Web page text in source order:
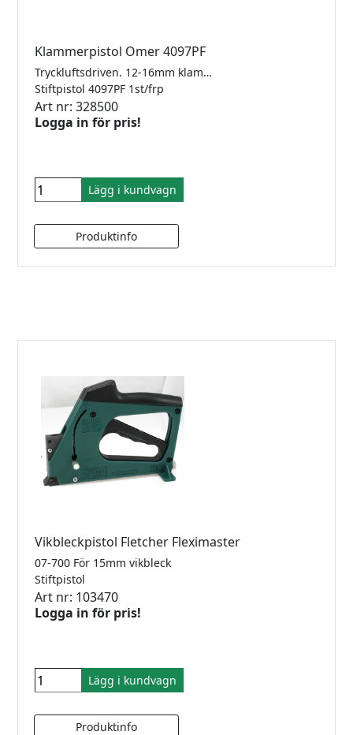
Klammerpistol Omer 4097PF
Tryckluftsdriven. 12-16mm klammer
Stiftpistol 4097PF 1st/frp
Art nr: 328500
Logga in för pris!
Lägg i kundvagn
Vikbleckpistol Fletcher Fleximaster
07-700 För 15mm vikbleck
Stiftpistol
Art nr: 103470
Logga in för pris!
Lägg i kundvagn